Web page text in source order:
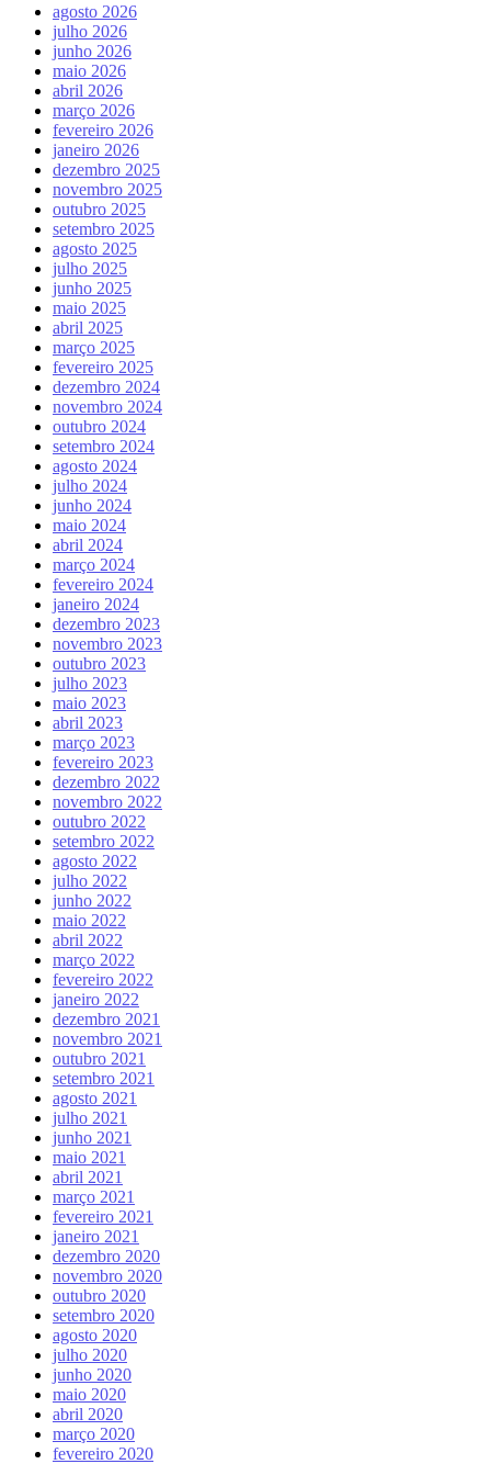
agosto 2026
julho 2026
junho 2026
maio 2026
abril 2026
março 2026
fevereiro 2026
janeiro 2026
dezembro 2025
novembro 2025
outubro 2025
setembro 2025
agosto 2025
julho 2025
junho 2025
maio 2025
abril 2025
março 2025
fevereiro 2025
dezembro 2024
novembro 2024
outubro 2024
setembro 2024
agosto 2024
julho 2024
junho 2024
maio 2024
abril 2024
março 2024
fevereiro 2024
janeiro 2024
dezembro 2023
novembro 2023
outubro 2023
julho 2023
maio 2023
abril 2023
março 2023
fevereiro 2023
dezembro 2022
novembro 2022
outubro 2022
setembro 2022
agosto 2022
julho 2022
junho 2022
maio 2022
abril 2022
março 2022
fevereiro 2022
janeiro 2022
dezembro 2021
novembro 2021
outubro 2021
setembro 2021
agosto 2021
julho 2021
junho 2021
maio 2021
abril 2021
março 2021
fevereiro 2021
janeiro 2021
dezembro 2020
novembro 2020
outubro 2020
setembro 2020
agosto 2020
julho 2020
junho 2020
maio 2020
abril 2020
março 2020
fevereiro 2020